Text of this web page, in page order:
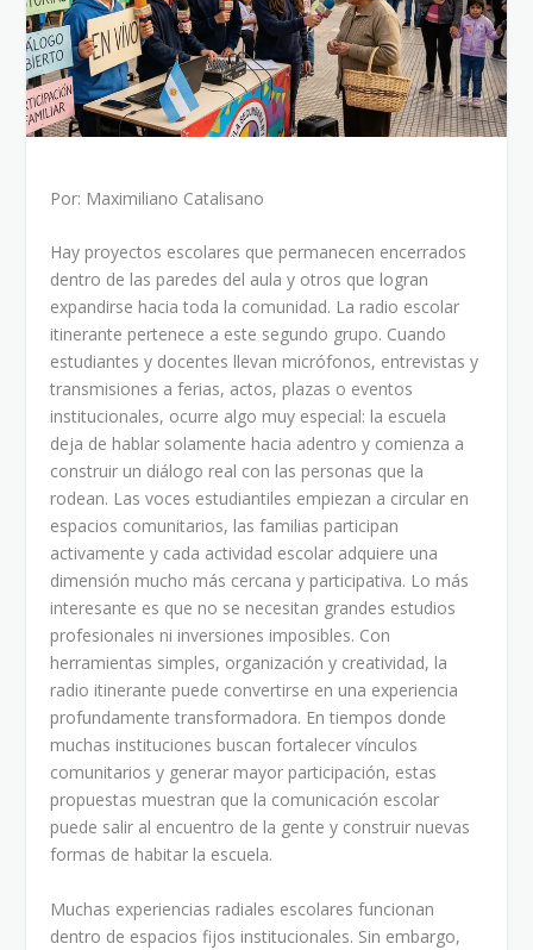
Por: Maximiliano Catalisano
Hay proyectos escolares que permanecen encerrados
dentro de las paredes del aula y otros que logran
expandirse hacia toda la comunidad. La radio escolar
itinerante pertenece a este segundo grupo. Cuando
estudiantes y docentes llevan micrófonos, entrevistas y
transmisiones a ferias, actos, plazas o eventos
institucionales, ocurre algo muy especial: la escuela
deja de hablar solamente hacia adentro y comienza a
construir un diálogo real con las personas que la
rodean. Las voces estudiantiles empiezan a circular en
espacios comunitarios, las familias participan
activamente y cada actividad escolar adquiere una
dimensión mucho más cercana y participativa. Lo más
interesante es que no se necesitan grandes estudios
profesionales ni inversiones imposibles. Con
herramientas simples, organización y creatividad, la
radio itinerante puede convertirse en una experiencia
profundamente transformadora. En tiempos donde
muchas instituciones buscan fortalecer vínculos
comunitarios y generar mayor participación, estas
propuestas muestran que la comunicación escolar
puede salir al encuentro de la gente y construir nuevas
formas de habitar la escuela.
Muchas experiencias radiales escolares funcionan
dentro de espacios fijos institucionales. Sin embargo,